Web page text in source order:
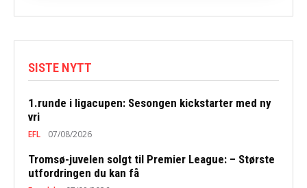
SISTE NYTT
1.runde i ligacupen: Sesongen kickstarter med ny
vri
EFL 07/08/2026
Tromsø-juvelen solgt til Premier League: – Største
utfordringen du kan få